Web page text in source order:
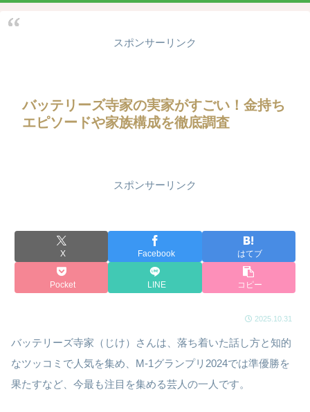
スポンサーリンク
バッテリーズ寺家の実家がすごい！金持ち
エピソードや家族構成を徹底調査
スポンサーリンク
X Facebook はてブ
Pocket LINE コピー
2025.10.31
バッテリーズ寺家（じけ）さんは、落ち着いた話し方と知的
なツッコミで人気を集め、M-1グランプリ2024では準優勝を
果たすなど、今最も注目を集める芸人の一人です。